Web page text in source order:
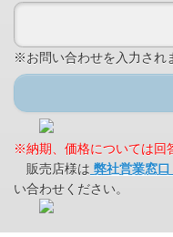
※お問い合わせを入力され
※納期、価格については回
販売店様は 弊社営業窓口
い合わせください。